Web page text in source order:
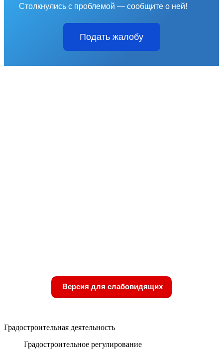
Столкнулись с проблемой — сообщите о ней!
Подать жалобу
Версия для слабовидящих
Градостроительная деятельность
Градостроительное регулирование